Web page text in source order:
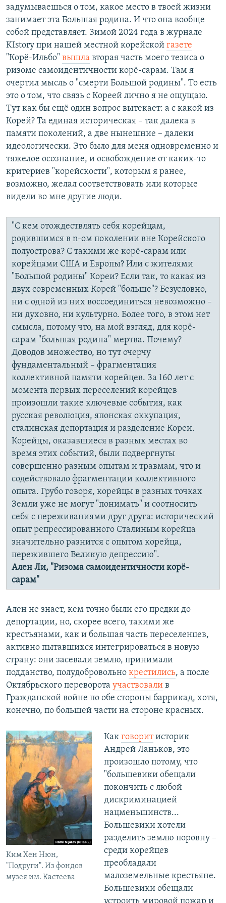
задумываешься о том, какое место в твоей жизни
занимает эта Большая родина. И что она вообще
собой представляет. Зимой 2024 года в журнале
KIstory при нашей местной корейской газете
"Корё-Ильбо" вышла вторая часть моего тезиса о
ризоме самоидентичности корё-сарам. Там я
очертил мысль о "смерти Большой родины". То есть
это о том, что связь с Кореей лично я не ощущаю.
Тут как бы ещё один вопрос вытекает: а с какой из
Корей? Та единая историческая – так далека в
памяти поколений, а две нынешние – далеки
идеологически. Это было для меня одновременно и
тяжелое осознание, и освобождение от каких-то
критериев "корейскости", которым я ранее,
возможно, желал соответствовать или которые
видели во мне другие люди.
"С кем отождествлять себя корейцам,
родившимся в n-ом поколении вне Корейского
полуострова? С такими же корё-сарам или
корейцами США и Европы? Или с жителями
"Большой родины" Кореи? Если так, то какая из
двух современных Корей "больше"? Безусловно,
ни с одной из них воссоединиться невозможно –
ни духовно, ни культурно. Более того, в этом нет
смысла, потому что, на мой взгляд, для корё-
сарам "большая родина" мертва. Почему?
Доводов множество, но тут очерчу
фундаментальный – фрагментация
коллективной памяти корейцев. За 160 лет с
момента первых переселений корейцев
произошли такие ключевые события, как
русская революция, японская оккупация,
сталинская депортация и разделение Кореи.
Корейцы, оказавшиеся в разных местах во
время этих событий, были подвергнуты
совершенно разным опытам и травмам, что и
содействовало фрагментации коллективного
опыта. Грубо говоря, корейцы в разных точках
Земли уже не могут "понимать" и соотносить
себя с переживаниями друг друга: исторический
опыт репрессированного Сталиным корейца
значительно разнится с опытом корейца,
пережившего Великую депрессию".
Ален Ли, "Ризома самоидентичности корё-
сарам"
Ален не знает, кем точно были его предки до
депортации, но, скорее всего, такими же
крестьянами, как и большая часть переселенцев,
активно пытавшихся интегрироваться в новую
страну: они засевали землю, принимали
подданство, полудобровольно крестились, а после
Октябрьского переворота участвовали в
Гражданской войне по обе стороны баррикад, хотя,
конечно, по большей части на стороне красных.
Ким Хен Нюн,
"Подруги". Из фондов
музея им. Кастеева
Как говоритисторик
Андрей Ланьков, это
произошло потому, что
"большевики обещали
покончить с любой
дискриминацией
нацменьшинств...
Большевики хотели
разделить землю поровну –
среди корейцев
преобладали
малоземельные крестьяне.
Большевики обещали
устроить мировой пожар и